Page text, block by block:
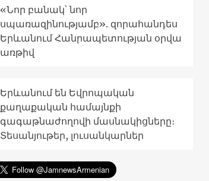
«Նոր բանակ՝ նոր
սպառազինությամբ». զորահանդես
Երևանում Հանրապետության օրվա
առթիվ
Երևանում են Եվրոպական
քաղաքական համայնքի
գագաթնաժողովի մասնակիցները։
Տեսանյութեր, լուսանկարներ